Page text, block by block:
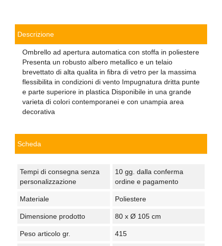
Descrizione
Ombrello ad apertura automatica con stoffa in poliestere
Presenta un robusto albero metallico e un telaio
brevettato di alta qualita in fibra di vetro per la massima
flessibilita in condizioni di vento Impugnatura dritta punte
e parte superiore in plastica Disponibile in una grande
varieta di colori contemporanei e con unampia area
decorativa
Scheda
Tempi di consegna senza
personalizzazione
10 gg. dalla conferma
ordine e pagamento
Materiale Poliestere
Dimensione prodotto 80 x Ø 105 cm
Peso articolo gr. 415